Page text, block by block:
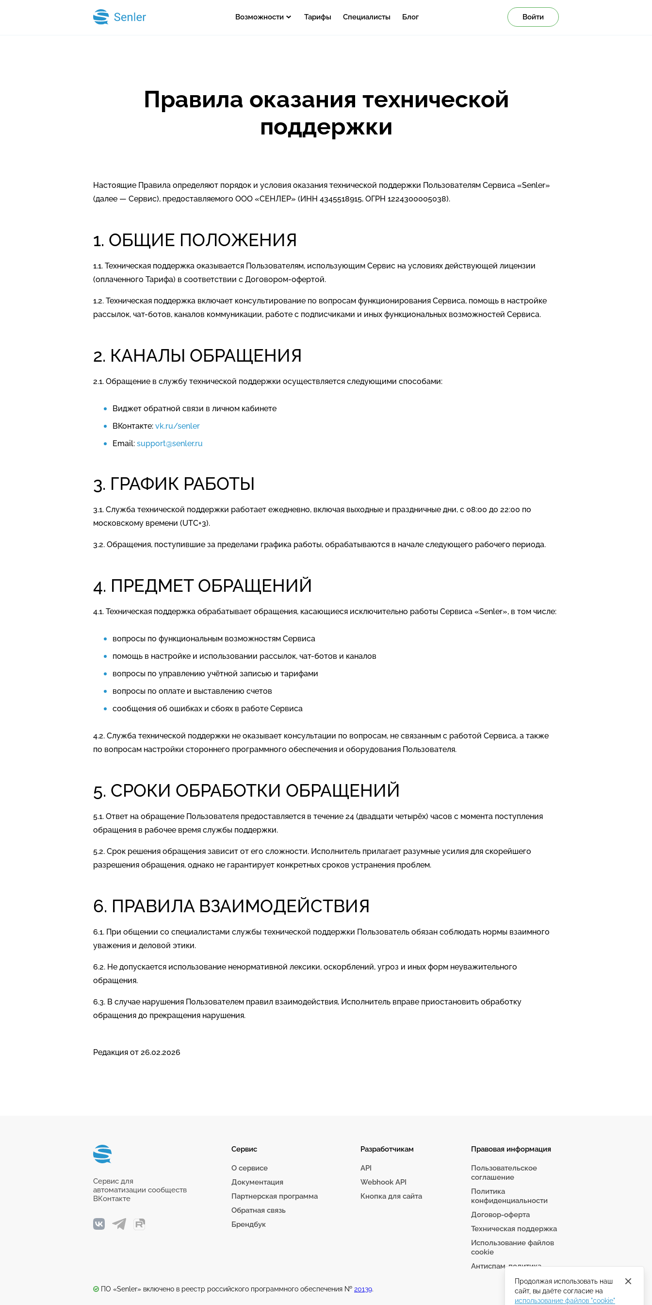
Возможности Тарифы Специалисты Блог Войти
Правила оказания технической
поддержки
Настоящие Правила определяют порядок и условия оказания технической поддержки Пользователям Сервиса «Senler»
(далее — Сервис), предоставляемого ООО «СЕНЛЕР» (ИНН 4345518915, ОГРН 1224300005038).
1. ОБЩИЕ ПОЛОЖЕНИЯ
1.1. Техническая поддержка оказывается Пользователям, использующим Сервис на условиях действующей лицензии
(оплаченного Тарифа) в соответствии с Договором-офертой.
1.2. Техническая поддержка включает консультирование по вопросам функционирования Сервиса, помощь в настройке
рассылок, чат-ботов, каналов коммуникации, работе с подписчиками и иных функциональных возможностей Сервиса.
2. КАНАЛЫ ОБРАЩЕНИЯ
2.1. Обращение в службу технической поддержки осуществляется следующими способами:
Виджет обратной связи в личном кабинете
ВКонтакте: vk.ru/senler
Email: support@senler.ru
3. ГРАФИК РАБОТЫ
3.1. Служба технической поддержки работает ежедневно, включая выходные и праздничные дни, с 08:00 до 22:00 по
московскому времени (UTC+3).
3.2. Обращения, поступившие за пределами графика работы, обрабатываются в начале следующего рабочего периода.
4. ПРЕДМЕТ ОБРАЩЕНИЙ
4.1. Техническая поддержка обрабатывает обращения, касающиеся исключительно работы Сервиса «Senler», в том числе:
вопросы по функциональным возможностям Сервиса
помощь в настройке и использовании рассылок, чат-ботов и каналов
вопросы по управлению учётной записью и тарифами
вопросы по оплате и выставлению счетов
сообщения об ошибках и сбоях в работе Сервиса
4.2. Служба технической поддержки не оказывает консультации по вопросам, не связанным с работой Сервиса, а также
по вопросам настройки стороннего программного обеспечения и оборудования Пользователя.
5. СРОКИ ОБРАБОТКИ ОБРАЩЕНИЙ
5.1. Ответ на обращение Пользователя предоставляется в течение 24 (двадцати четырёх) часов с момента поступления
обращения в рабочее время службы поддержки.
5.2. Срок решения обращения зависит от его сложности. Исполнитель прилагает разумные усилия для скорейшего
разрешения обращения, однако не гарантирует конкретных сроков устранения проблем.
6. ПРАВИЛА ВЗАИМОДЕЙСТВИЯ
6.1. При общении со специалистами службы технической поддержки Пользователь обязан соблюдать нормы взаимного
уважения и деловой этики.
6.2. Не допускается использование ненормативной лексики, оскорблений, угроз и иных форм неуважительного
обращения.
6.3. В случае нарушения Пользователем правил взаимодействия, Исполнитель вправе приостановить обработку
обращения до прекращения нарушения.
Редакция от 26.02.2026
Сервис для
автоматизации сообществ
ВКонтакте
Сервис
О сервисе
Документация
Партнерская программа
Обратная связь
Брендбук
Разработчикам
API
Webhook API
Кнопка для сайта
Правовая информация
Пользовательское
соглашение
Политика
конфиденциальности
Договор-оферта
Техническая поддержка
Использование файлов
cookie
Антиспам-политика
ПО «Senler» включено в реестр российского программного обеспечения № 20139.
Продолжая использовать наш
сайт, вы даёте согласие на
использование файлов "cookie"